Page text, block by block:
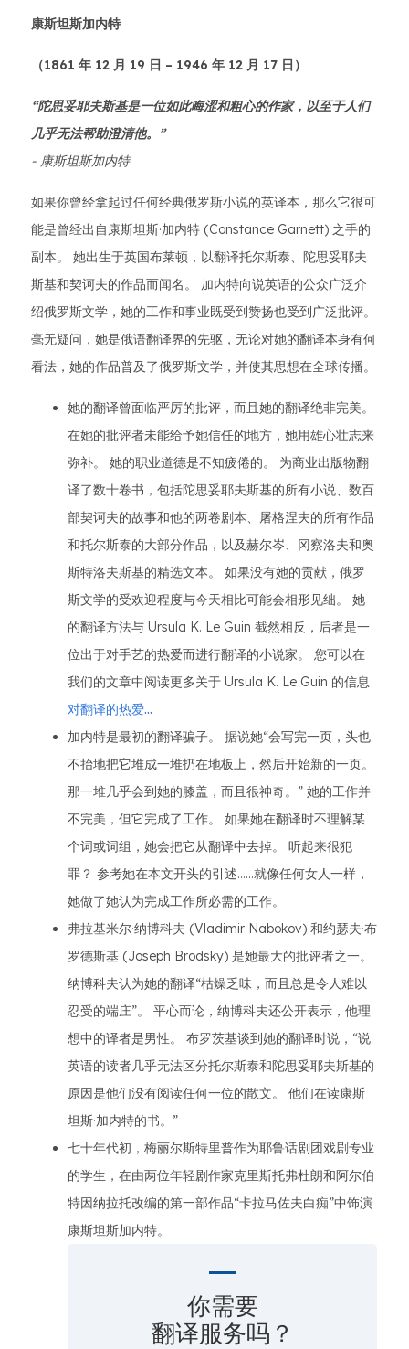
康斯坦斯加内特
（1861 年 12 月 19 日 – 1946 年 12 月 17 日）
“陀思妥耶夫斯基是一位如此晦涩和粗心的作家，以至于人们
几乎无法帮助澄清他。”
- 康斯坦斯加内特
如果你曾经拿起过任何经典俄罗斯小说的英译本，那么它很可
能是曾经出自康斯坦斯·加内特 (Constance Garnett) 之手的
副本。 她出生于英国布莱顿，以翻译托尔斯泰、陀思妥耶夫
斯基和契诃夫的作品而闻名。 加内特向说英语的公众广泛介
绍俄罗斯文学，她的工作和事业既受到赞扬也受到广泛批评。
毫无疑问，她是俄语翻译界的先驱，无论对她的翻译本身有何
看法，她的作品普及了俄罗斯文学，并使其思想在全球传播。
她的翻译曾面临严厉的批评，而且她的翻译绝非完美。
在她的批评者未能给予她信任的地方，她用雄心壮志来
弥补。 她的职业道德是不知疲倦的。 为商业出版物翻
译了数十卷书，包括陀思妥耶夫斯基的所有小说、数百
部契诃夫的故事和他的两卷剧本、屠格涅夫的所有作品
和托尔斯泰的大部分作品，以及赫尔岑、冈察洛夫和奥
斯特洛夫斯基的精选文本。 如果没有她的贡献，俄罗
斯文学的受欢迎程度与今天相比可能会相形见绌。 她
的翻译方法与 Ursula K. Le Guin 截然相反，后者是一
位出于对手艺的热爱而进行翻译的小说家。 您可以在
我们的文章中阅读更多关于 Ursula K. Le Guin 的信息
对翻译的热爱...
加内特是最初的翻译骗子。 据说她“会写完一页，头也
不抬地把它堆成一堆扔在地板上，然后开始新的一页。
那一堆几乎会到她的膝盖，而且很神奇。” 她的工作并
不完美，但它完成了工作。 如果她在翻译时不理解某
个词或词组，她会把它从翻译中去掉。 听起来很犯
罪？ 参考她在本文开头的引述……就像任何女人一样，
她做了她认为完成工作所必需的工作。
弗拉基米尔·纳博科夫 (Vladimir Nabokov) 和约瑟夫·布
罗德斯基 (Joseph Brodsky) 是她最大的批评者之一。
纳博科夫认为她的翻译“枯燥乏味，而且总是令人难以
忍受的端庄”。 平心而论，纳博科夫还公开表示，他理
想中的译者是男性。 布罗茨基谈到她的翻译时说，“说
英语的读者几乎无法区分托尔斯泰和陀思妥耶夫斯基的
原因是他们没有阅读任何一位的散文。 他们在读康斯
坦斯·加内特的书。”
七十年代初，梅丽尔斯特里普作为耶鲁话剧团戏剧专业
的学生，在由两位年轻剧作家克里斯托弗杜朗和阿尔伯
特因纳拉托改编的第一部作品“卡拉马佐夫白痴”中饰演
康斯坦斯加内特。
你需要
翻译服务吗？